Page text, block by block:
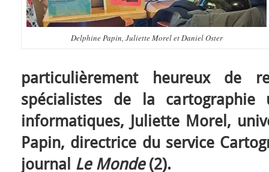
Delphine Papin, Juliette Morel et Daniel Oster
particulièrement heureux de
spécialistes de la cartographie
informatiques, Juliette Morel,
Papin, directrice du service
journal Le Monde(2).